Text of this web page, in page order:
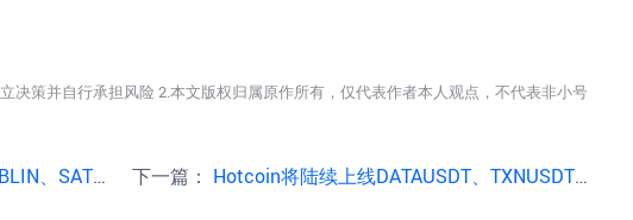
决策并自行承担风险 2.本文版权归属原作所有，仅代表作者本人观点，不代表非小号
的公告 下一篇： Hotcoin将陆续上线DATAUSDT、TXNUSDT、CATUSDT、FLEXUSDT永续合约交易